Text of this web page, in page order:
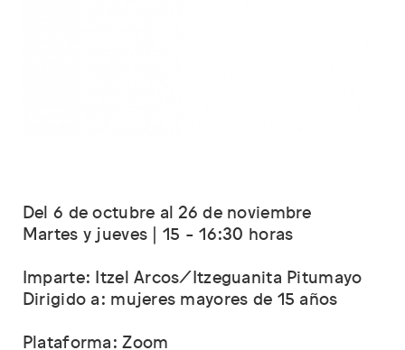
Del 6 de octubre al 26 de noviembre
Martes y jueves | 15 - 16:30 horas
Imparte: Itzel Arcos/Itzeguanita Pitumayo
Dirigido a: mujeres mayores de 15 años
Plataforma: Zoom